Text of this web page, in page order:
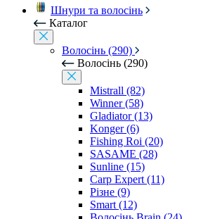
Шнури та волосінь
Каталог
Волосінь (290)
Волосінь (290)
Mistrall (82)
Winner (58)
Gladiator (13)
Konger (6)
Fishing Roi (20)
SASAME (28)
Sunline (15)
Carp Expert (11)
Різне (9)
Smart (12)